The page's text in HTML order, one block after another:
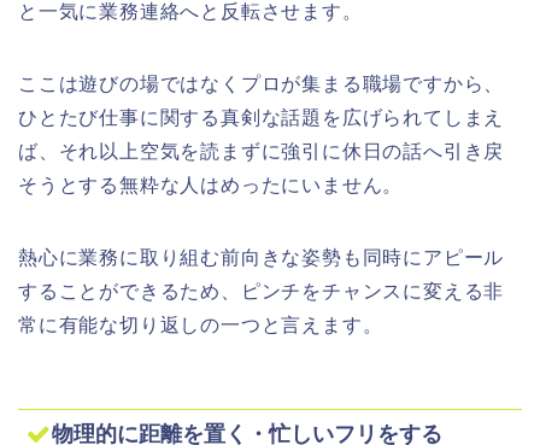
と一気に業務連絡へと反転させます。
ここは遊びの場ではなくプロが集まる職場ですから、
ひとたび仕事に関する真剣な話題を広げられてしまえ
ば、それ以上空気を読まずに強引に休日の話へ引き戻
そうとする無粋な人はめったにいません。
熱心に業務に取り組む前向きな姿勢も同時にアピール
することができるため、ピンチをチャンスに変える非
常に有能な切り返しの一つと言えます。
物理的に距離を置く・忙しいフリをする